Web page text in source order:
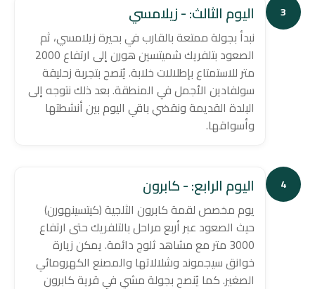
3 اليوم الثالث: - زيلامسي
نبدأ بجولة ممتعة بالقارب في بحيرة زيلامسي، ثم
الصعود بتلفريك شميتسين هورن إلى ارتفاع 2000
متر للاستمتاع بإطلالات خلابة. يُنصح بتجربة زحليقة
سولفادين الأجمل في المنطقة. بعد ذلك نتوجه إلى
البلدة القديمة ونقضي باقي اليوم بين أنشطتها
وأسواقها.
4 اليوم الرابع: - كابرون
يوم مخصص لقمة كابرون الثلجية (كيتسينهورن)
حيث الصعود عبر أربع مراحل بالتلفريك حتى ارتفاع
3000 متر مع مشاهد ثلوج دائمة. يمكن زيارة
خوانق سيجموند وشلالاتها والمصنع الكهرومائي
الصغير. كما يُنصح بجولة مشي في قرية كابرون